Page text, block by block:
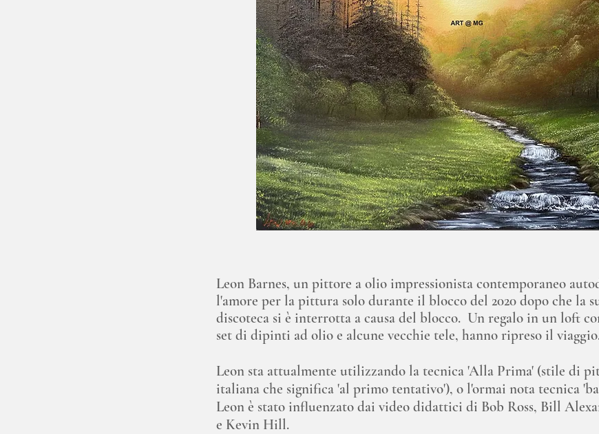
Leon Barnes, un pittore a olio impressionista contemporaneo
l'amore per la pittura solo durante il blocco del 2020 dopo che la
discoteca si è interrotta a causa del blocco. Un regalo in un loft
set di dipinti ad olio e alcune vecchie tele, hanno ripreso il
Leon sta attualmente utilizzando la tecnica 'Alla Prima' (stile di
italiana che significa 'al primo tentativo'), o l'ormai nota tecnica
Leon è stato influenzato dai video didattici di Bob Ross, Bill
e Kevin Hill.